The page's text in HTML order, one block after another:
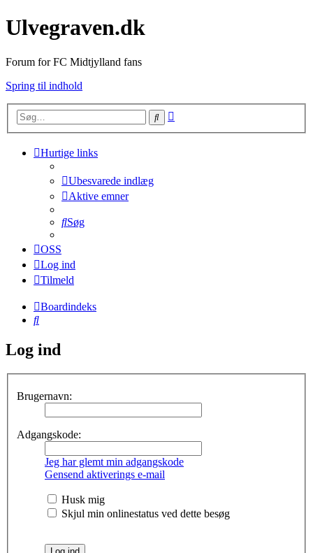
Ulvegraven.dk
Forum for FC Midtjylland fans
Spring til indhold
Søg
Hurtige links
Ubesvarede indlæg
Aktive emner
Søg
OSS
Log ind
Tilmeld
Boardindeks
Søg
Log ind
Brugernavn:
Adgangskode:
Jeg har glemt min adgangskode
Gensend aktiverings e-mail
Husk mig
Skjul min onlinestatus ved dette besøg